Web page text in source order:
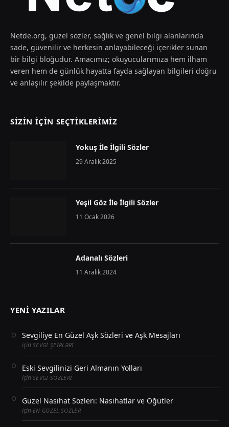
Netde.org, güzel sözler, sağlık ve genel bilgi alanlarında
sade, güvenilir ve herkesin anlayabileceği içerikler sunan
bir bilgi bloğudur. Amacımız; okuyucularımıza hem ilham
veren hem de günlük hayatta fayda sağlayan bilgileri doğru
ve anlaşılır şekilde paylaşmaktır.
SIZIN İÇIN SEÇTIKLERIMIZ
Yokuş İle İlgili Sözler
29 Aralık 2025
Yeşil Göz İle İlgili Sözler
11 Ocak 2026
Adanalı Sözleri
11 Aralık 2024
YENI YAZILAR
Sevgiliye En Güzel Aşk Sözleri ve Aşk Mesajları
için SEVGI ŞEIRLƏRI
Eski Sevgilinizi Geri Almanın Yolları
için SEVGI SOZLERI
Güzel Nasihat Sözleri: Nasihatlar ve Öğütler
için EN GOZEL SOZLER